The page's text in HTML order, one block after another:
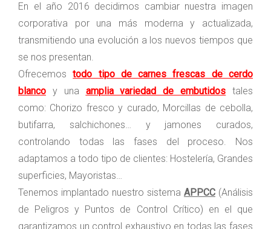
En el año 2016 decidimos cambiar nuestra imagen
corporativa por una más moderna y actualizada,
transmitiendo una evolución a los nuevos tiempos que
se nos presentan.
Ofrecemostodo tipo de carnes frescas de cerdo
blanco y una amplia variedad de embutidos tales
como: Chorizo fresco y curado, Morcillas de cebolla,
butifarra, salchichones… y jamones curados,
controlando todas las fases del proceso. Nos
adaptamos a todo tipo de clientes: Hostelería, Grandes
superficies, Mayoristas…
Tenemos implantado nuestro sistema APPCC (Análisis
de Peligros y Puntos de Control Crítico) en el que
garantizamos un control exhaustivo en todas las fases